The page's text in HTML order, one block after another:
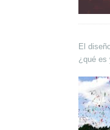
El
¿qué es